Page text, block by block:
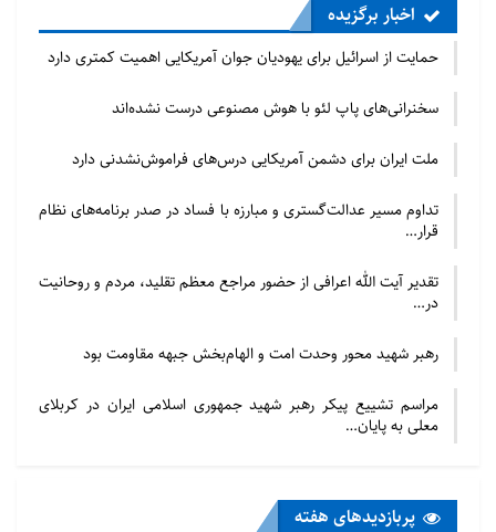
اخبار برگزیده
حمایت از اسرائیل برای یهودیان جوان آمریکایی اهمیت کمتری دارد
سخنرانی‌های پاپ لئو با هوش مصنوعی درست نشده‌اند
ملت ایران برای دشمن آمریکایی درس‌های فراموش‌نشدنی دارد
تداوم مسیر عدالت‌گستری و مبارزه با فساد در صدر برنامه‌های نظام
قرار…
تقدیر آیت الله اعرافی از حضور مراجع معظم تقلید، مردم و روحانیت
در…
رهبر شهید محور وحدت امت و الهام‌بخش جبهه مقاومت بود
مراسم تشییع پیکر رهبر شهید جمهوری اسلامی ایران در کربلای
معلی به پایان…
پربازدید‌های هفته